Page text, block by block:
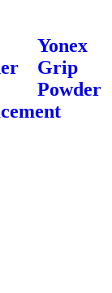
Yonex
Grip
Powder